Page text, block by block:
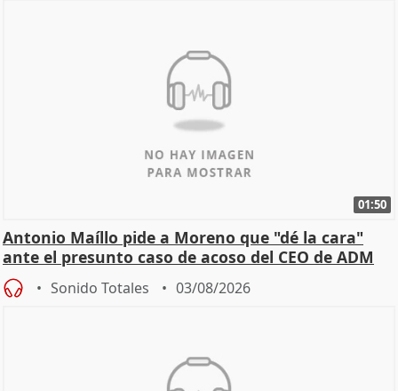
01:50
Antonio Maíllo pide a Moreno que "dé la cara"
ante el presunto caso de acoso del CEO de ADM
Sonido Totales 03/08/2026